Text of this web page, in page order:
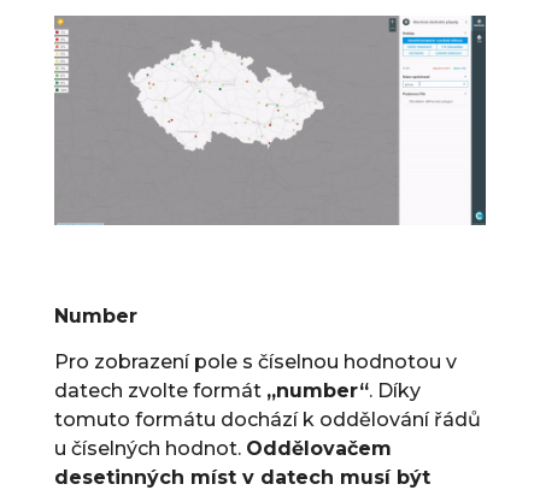
Number
Pro zobrazení pole s číselnou hodnotou v
datech zvolte formát „number“. Díky
tomuto formátu dochází k oddělování řádů
u číselných hodnot. Oddělovačem
desetinných míst v datech musí být